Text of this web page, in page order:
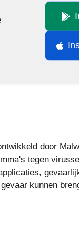
door
tegen
kunnen